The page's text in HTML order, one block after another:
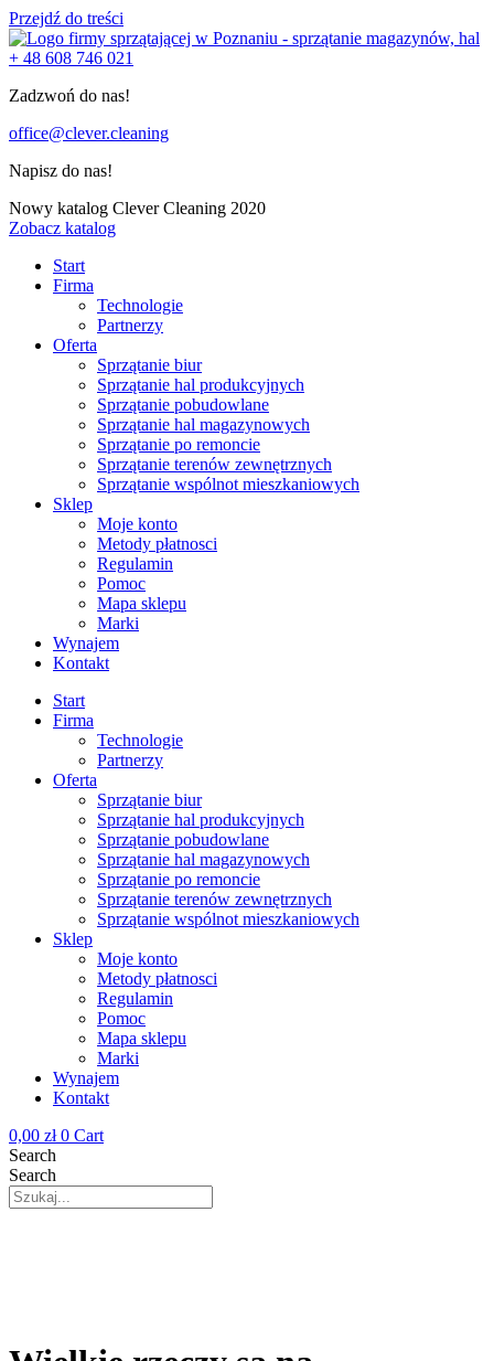
Przejdź do treści
+ 48 608 746 021
Zadzwoń do nas!
office@clever.cleaning
Napisz do nas!
Nowy katalog Clever Cleaning 2020
Zobacz katalog
Start
Firma
Technologie
Partnerzy
Oferta
Sprzątanie biur
Sprzątanie hal produkcyjnych
Sprzątanie pobudowlane
Sprzątanie hal magazynowych
Sprzątanie po remoncie
Sprzątanie terenów zewnętrznych
Sprzątanie wspólnot mieszkaniowych
Sklep
Moje konto
Metody płatnosci
Regulamin
Pomoc
Mapa sklepu
Marki
Wynajem
Kontakt
Start
Firma
Technologie
Partnerzy
Oferta
Sprzątanie biur
Sprzątanie hal produkcyjnych
Sprzątanie pobudowlane
Sprzątanie hal magazynowych
Sprzątanie po remoncie
Sprzątanie terenów zewnętrznych
Sprzątanie wspólnot mieszkaniowych
Sklep
Moje konto
Metody płatnosci
Regulamin
Pomoc
Mapa sklepu
Marki
Wynajem
Kontakt
0,00 zł 0 Cart
Search
Search